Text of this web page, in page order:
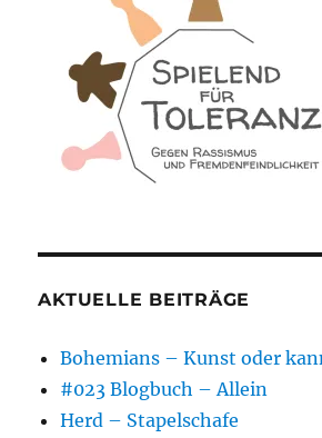
AKTUELLE BEITRÄGE
Bohemians – Kunst oder
#023 Blogbuch – Allein
Herd – Stapelschafe